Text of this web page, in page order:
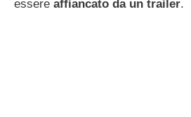
essere affiancato da un trailer.